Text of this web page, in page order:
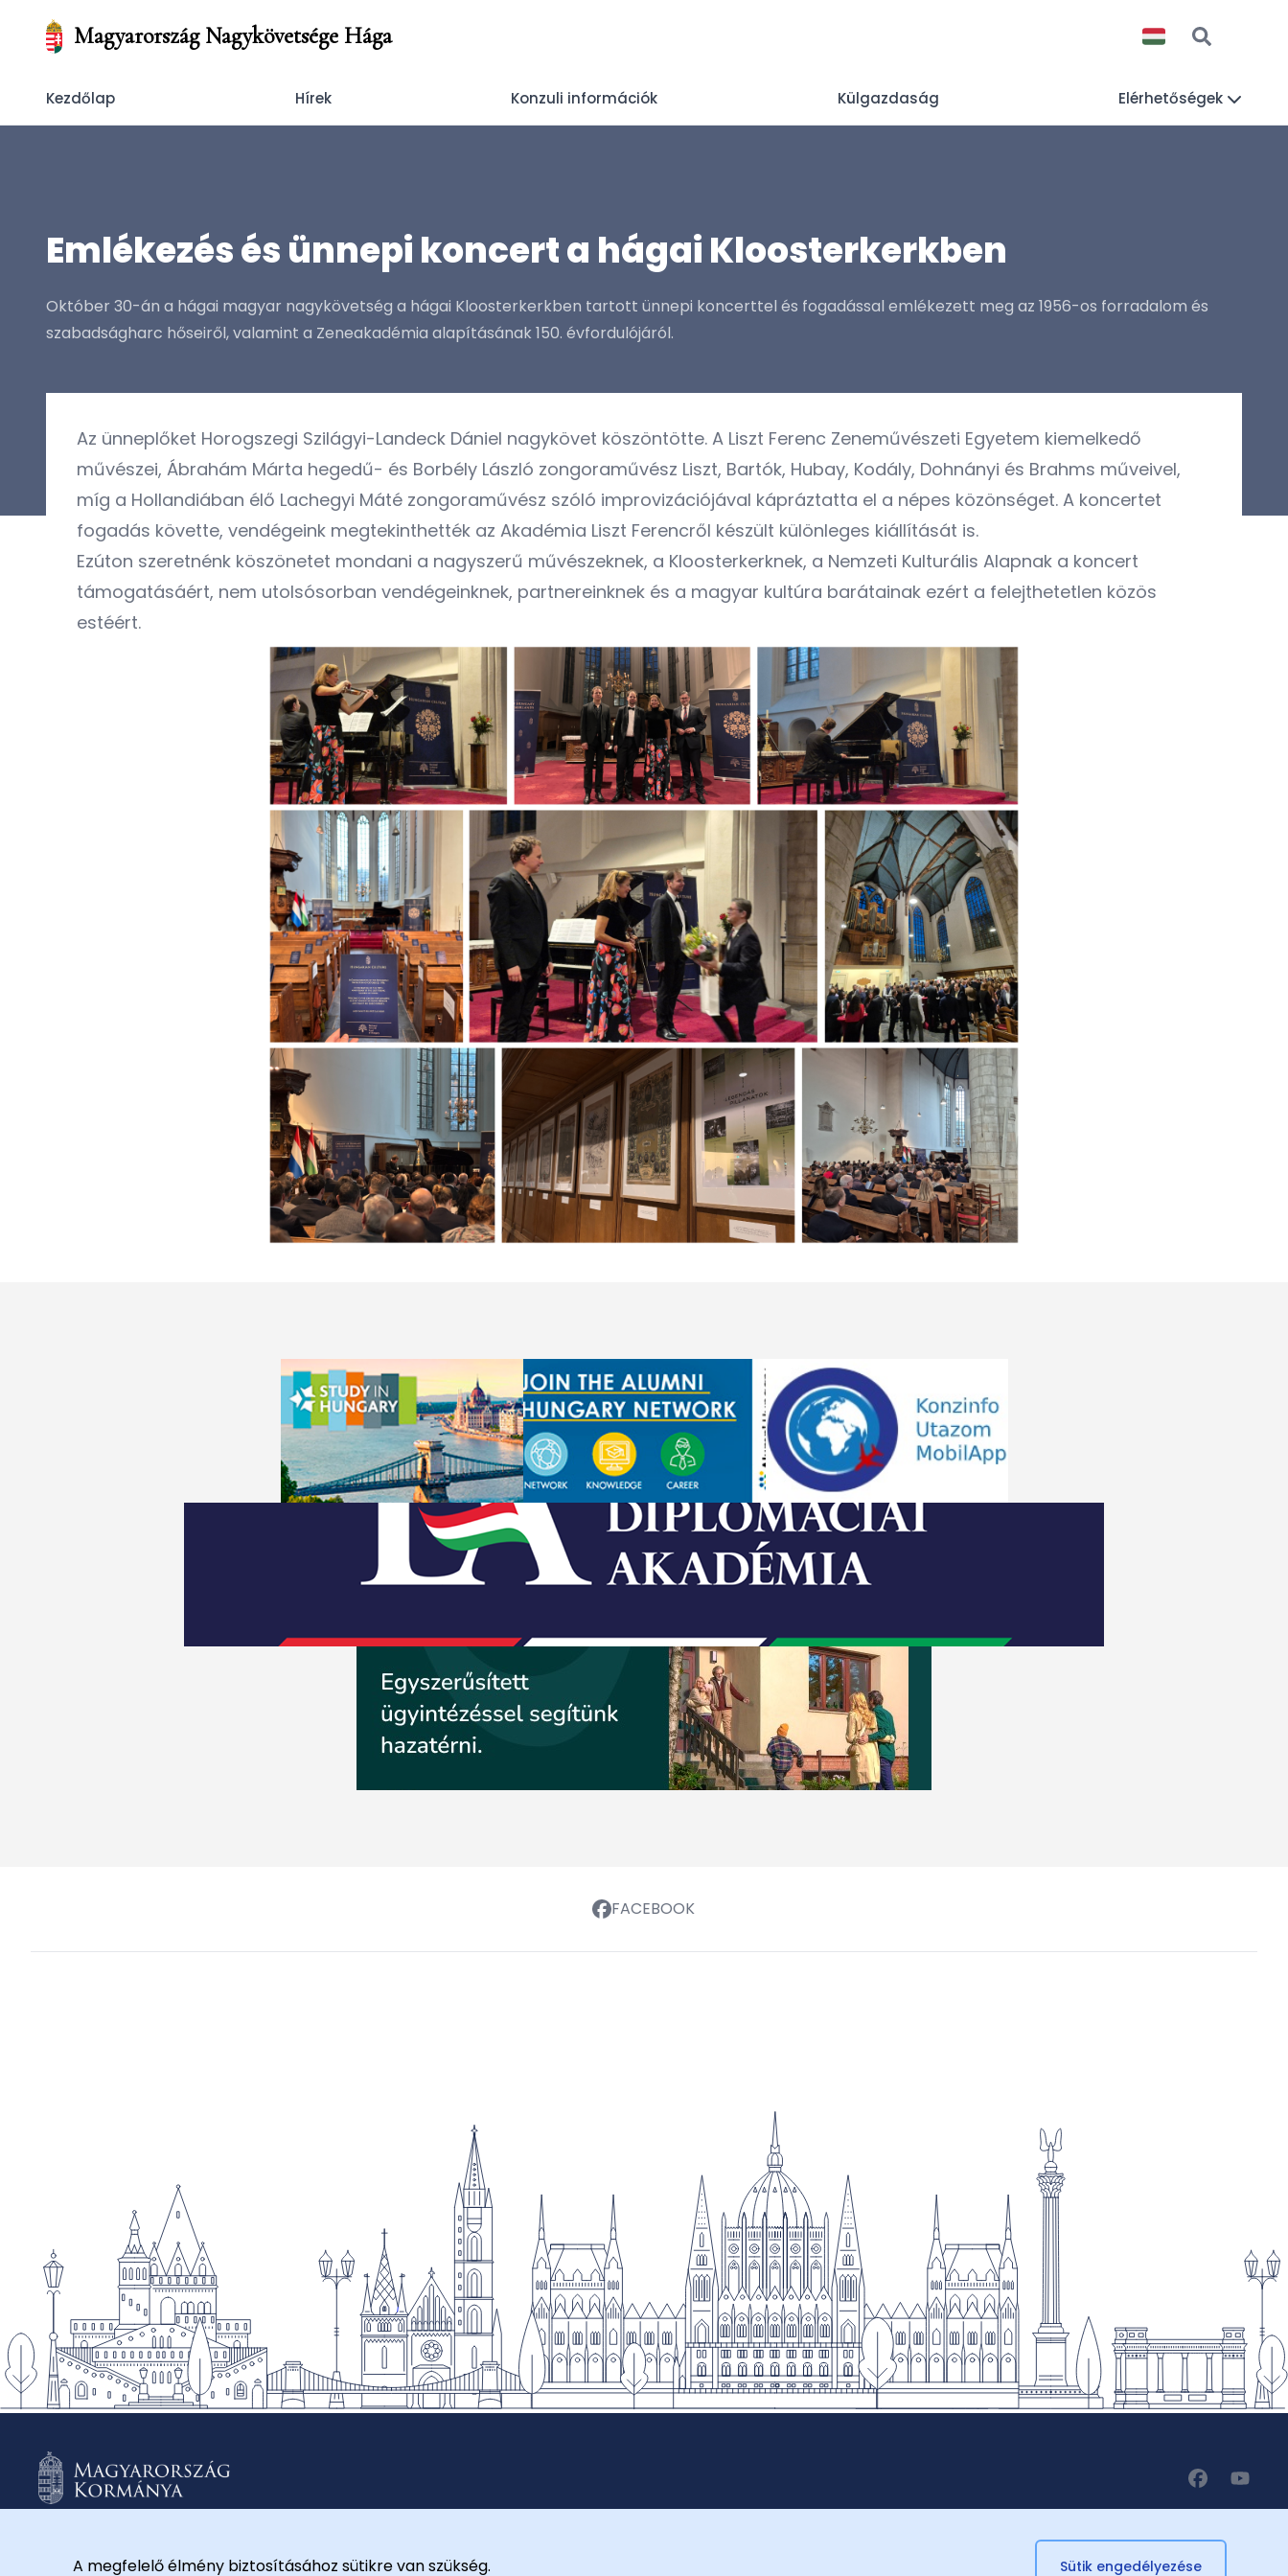
Magyarország Nagykövetsége Hága
Kezdőlap Hírek Konzuli információk Külgazdaság Elérhetőségek
Emlékezés és ünnepi koncert a hágai Kloosterkerkben
Október 30-án a hágai magyar nagykövetség a hágai Kloosterkerkben tartott ünnepi koncerttel és fogadással emlékezett meg az 1956-os forradalom és
szabadságharc hőseiről, valamint a Zeneakadémia alapításának 150. évfordulójáról.
Az ünneplőket Horogszegi Szilágyi-Landeck Dániel nagykövet köszöntötte. A Liszt Ferenc Zeneművészeti Egyetem kiemelkedő
művészei, Ábrahám Márta hegedű- és Borbély László zongoraművész Liszt, Bartók, Hubay, Kodály, Dohnányi és Brahms műveivel,
míg a Hollandiában élő Lachegyi Máté zongoraművész szóló improvizációjával kápráztatta el a népes közönséget. A koncertet
fogadás követte, vendégeink megtekinthették az Akadémia Liszt Ferencről készült különleges kiállítását is.
Ezúton szeretnénk köszönetet mondani a nagyszerű művészeknek, a Kloosterkerknek, a Nemzeti Kulturális Alapnak a koncert
támogatásáért, nem utolsósorban vendégeinknek, partnereinknek és a magyar kultúra barátainak ezért a felejthetetlen közös
estéért.
FACEBOOK
A megfelelő élmény biztosításához sütikre van szükség. Sütik engedélyezése